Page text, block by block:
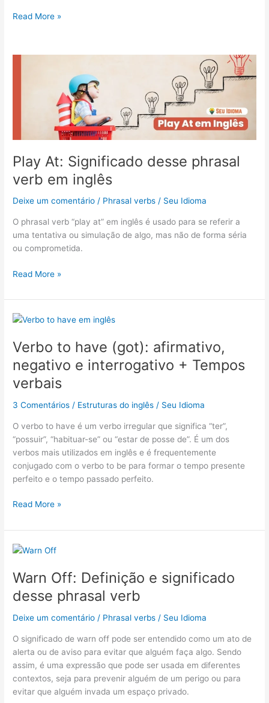
Read More »
Play At: Significado desse phrasal
verb em inglês
Deixe um comentário / Phrasal verbs / Seu Idioma
O phrasal verb “play at” em inglês é usado para se referir a
uma tentativa ou simulação de algo, mas não de forma séria
ou comprometida.
em
Read More »
Verbo to have (got): afirmativo,
negativo e interrogativo + Tempos
verbais
3 Comentários / Estruturas do inglês / Seu Idioma
O verbo to have é um verbo irregular que significa “ter”,
“possuir”, “habituar-se” ou “estar de posse de”. É um dos
verbos mais utilizados em inglês e é frequentemente
conjugado com o verbo to be para formar o tempo presente
perfeito e o tempo passado perfeito.
Verbo
have
afirmativo,
negativo
interrogativo
+
Tempos
verbais
Read More »
Warn Off: Definição e significado
desse phrasal verb
Deixe um comentário / Phrasal verbs / Seu Idioma
O significado de warn off pode ser entendido como um ato de
alerta ou de aviso para evitar que alguém faça algo. Sendo
assim, é uma expressão que pode ser usada em diferentes
contextos, seja para prevenir alguém de um perigo ou para
evitar que alguém invada um espaço privado.
Warn
Definição
significado
desse
verb